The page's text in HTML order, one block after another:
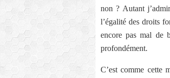
non ? Autant
l’égalité des droits
encore pas mal de
profondément.
C’est comme cette